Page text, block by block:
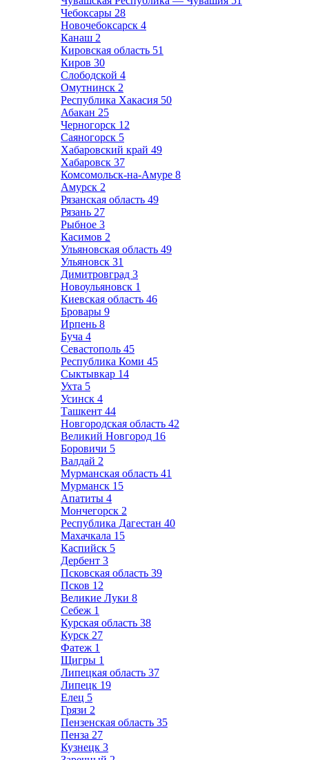
Чебоксары 28
Новочебоксарск 4
Канаш 2
Кировская область 51
Киров 30
Слободской 4
Омутнинск 2
Республика Хакасия 50
Абакан 25
Черногорск 12
Саяногорск 5
Хабаровский край 49
Хабаровск 37
Комсомольск-на-Амуре 8
Амурск 2
Рязанская область 49
Рязань 27
Рыбное 3
Касимов 2
Ульяновская область 49
Ульяновск 31
Димитровград 3
Новоульяновск 1
Киевская область 46
Бровары 9
Ирпень 8
Буча 4
Севастополь 45
Республика Коми 45
Сыктывкар 14
Ухта 5
Усинск 4
Ташкент 44
Новгородская область 42
Великий Новгород 16
Боровичи 5
Валдай 2
Мурманская область 41
Мурманск 15
Апатиты 4
Мончегорск 2
Республика Дагестан 40
Махачкала 15
Каспийск 5
Дербент 3
Псковская область 39
Псков 12
Великие Луки 8
Себеж 1
Курская область 38
Курск 27
Фатеж 1
Щигры 1
Липецкая область 37
Липецк 19
Елец 5
Грязи 2
Пензенская область 35
Пенза 27
Кузнецк 3